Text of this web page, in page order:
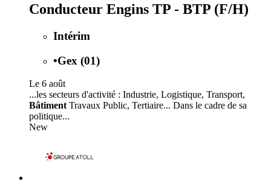
Conducteur Engins TP - BTP (F/H)
Intérim
•Gex (01)
Le 6 août
...les secteurs d'activité : Industrie, Logistique, Transport,
Bâtiment Travaux Public, Tertiaire... Dans le cadre de sa
politique...
New